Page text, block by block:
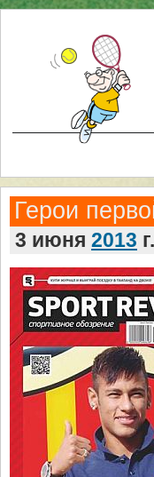
Герои
3 июня 2013